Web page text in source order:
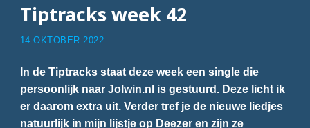
Tiptracks week 42
14 OKTOBER 2022
In de Tiptracks staat deze week een single die
persoonlijk naar Jolwin.nl is gestuurd. Deze licht ik
er daarom extra uit. Verder tref je de nieuwe liedjes
natuurlijk in mijn lijstje op Deezer en zijn ze